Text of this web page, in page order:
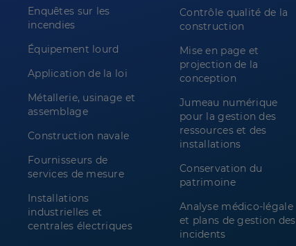
Enquêtes sur les
incendies
Équipement lourd
Application de la loi
Métallerie, usinage et
assemblage
Construction navale
Fournisseurs de
services de mesure
Installations
industrielles et
centrales électriques
Contrôle qualité de la
construction
Mise en page et
projection de la
conception
Jumeau numérique
pour la gestion des
ressources et des
installations
Conservation du
patrimoine
Analyse médico-légale
et plans de gestion des
incidents